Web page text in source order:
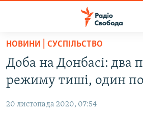
Перейти
основного
матеріалу
Перейти
до
РАДІО СВОБОДА – 70 РОКІВ
ВСЕ ЗА ДОБУ
СТАТТІ
ПОЛІТИКА
ВІЙНА
НОВИНИ | СУСПІЛЬСТВО
Доба на Донбасі: два
режиму тиші, один
20 листопада 2020, 07:54